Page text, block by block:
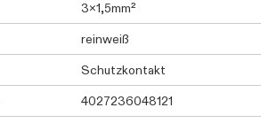
3x1,5mm²
reinweiß
Schutzkontakt
4027236048121